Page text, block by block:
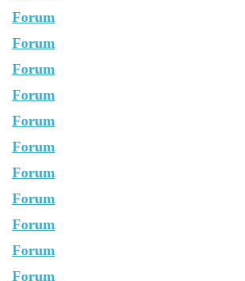
Forum
Forum
Forum
Forum
Forum
Forum
Forum
Forum
Forum
Forum
Forum